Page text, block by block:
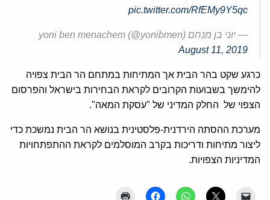
pic.twitter.com/RfEMy9Y5qc
— יוני בן מנחם yoni ben menachem (@yonibmen)
August 11, 2019
כרגע שקט בהר הבית אך המתיחות במתחם הר הבית צפויה
להימשך בשבועות הקרובים לקראת הבחירות בישראל והפרסום
הצפוי של החלק המדיני של "עסקת המאה".
מערכת ההסתה הירדנית-פלסטינית בנושא הר הבית נמשכת כדי
ליצור מתיחות ודריכות בקרב המוסלמים לקראת ההתפתחויות
המדיניות הצפויות.